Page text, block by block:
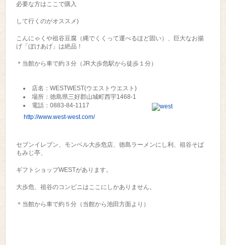
必要な方はここで購入
して行くのがオススメ)
こんにゃくや祖谷豆腐（縄でくくって運べるほど固い）、巨大なお揚
げ「ぼけあげ」は絶品！
＊当館から車で約３分（JR大歩危駅から徒歩１分）
店名：WESTWEST(ウエストウエスト)
場所：徳島県三好郡山城町西宇1468-1
電話：0883-84-1117
http://www.west-west.com/
セブンイレブン、モンベル大歩危店、徳島ラーメンにし利、祖谷そば
もみじ亭、
ギフトショップWESTがあります。
大歩危、祖谷のコンビニはここにしかありません。
＊当館から車で約５分（当館から池田方面より）